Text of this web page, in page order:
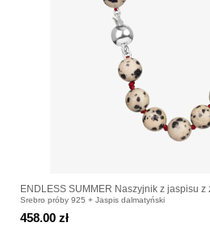
ENDLESS SUMMER Naszyjnik z jaspisu
Srebro próby 925 + Jaspis dalmatyński
458.00 zł